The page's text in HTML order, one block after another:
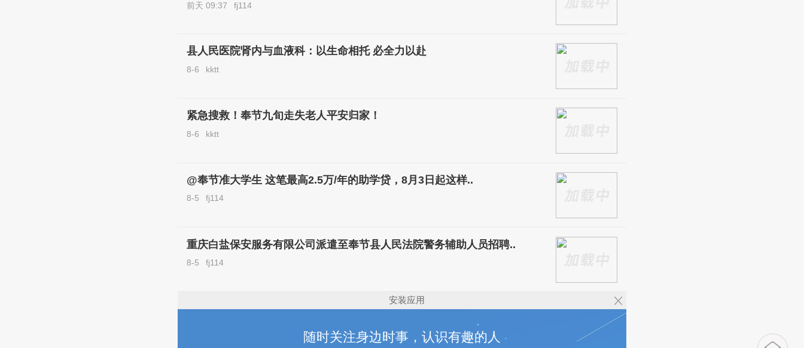
前天 09:37 fj114
县人民医院肾内与血液科：以生命相托 必全力以赴
8-6 kktt
紧急搜救！奉节九旬走失老人平安归家！
8-6 kktt
@奉节准大学生 这笔最高2.5万/年的助学贷，8月3日起这样..
8-5 fj114
重庆白盐保安服务有限公司派遣至奉节县人民法院警务辅助人员招聘..
8-5 fj114
安装应用
随时关注身边时事，认识有趣的人